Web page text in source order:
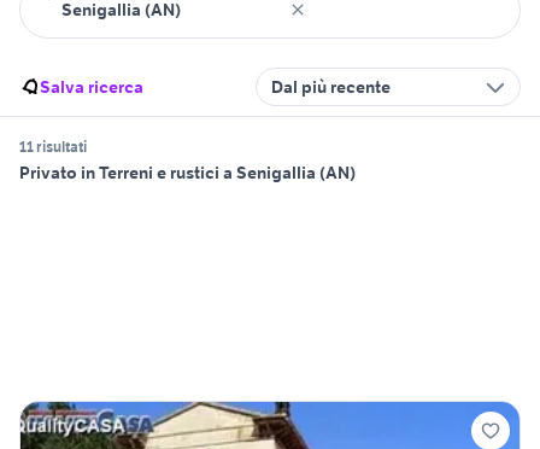
Salva ricerca Dal più recente
11 risultati
Privato in Terreni e rustici a Senigallia (AN)